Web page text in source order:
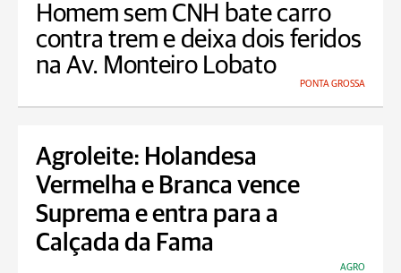
Homem sem CNH bate carro
contra trem e deixa dois feridos
na Av. Monteiro Lobato
PONTA GROSSA
Agroleite: Holandesa
Vermelha e Branca vence
Suprema e entra para a
Calçada da Fama
AGRO